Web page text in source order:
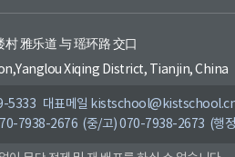
雅乐道 与 瑶环路 交口
Xiqing District, Tianjin, China
5333 대표메일
7938-2676 (중/고) 070-7938-2673 (행